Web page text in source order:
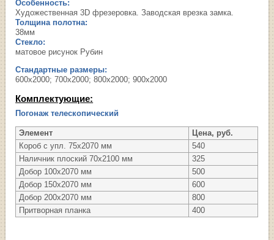
Особенность:
Художественная 3D фрезеровка. Заводская врезка замка.
Толщина полотна:
38мм
Стекло:
матовое рисунок Рубин
Стандартные размеры:
600х2000; 700х2000; 800х2000; 900х2000
Комплектующие:
Погонаж телескопический
Элемент
Цена, руб.
Короб с упл. 75х2070 мм
540
Наличник плоский 70х2100 мм
325
Добор 100х2070 мм
500
Добор 150х2070 мм
600
Добор 200х2070 мм
800
Притворная планка
400